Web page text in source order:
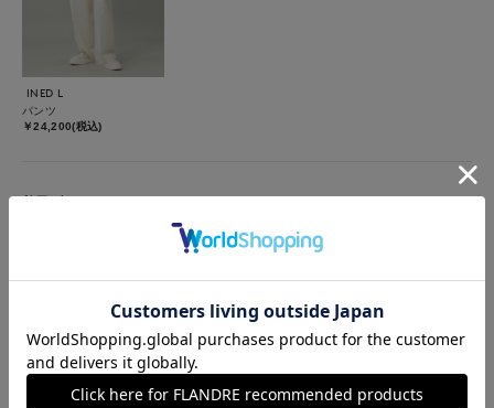
INED L
パンツ
￥24,200(税込)
着用ブランド
【着用サイズ9号】》 《三尋木奈保コラボ・Oggi12月号掲載商
品》盛り袖ブラウス。 袖のタックデザインが立体的で美しいブ
ラウス。エレガントな装いや、カジュアルにチノパンを合わせて